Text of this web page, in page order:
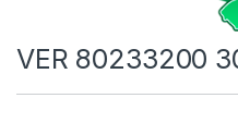
VER 80233200